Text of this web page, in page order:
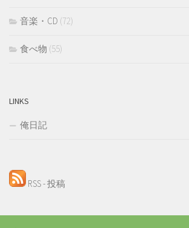
音楽・CD (72)
食べ物 (55)
LINKS
俺日記
RSS - 投稿